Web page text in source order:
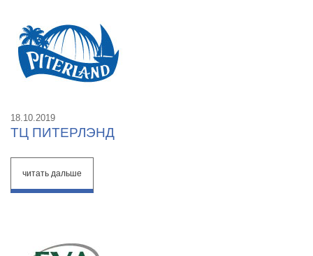
18.10.2019
ТЦ ПИТЕРЛЭНД
читать дальше